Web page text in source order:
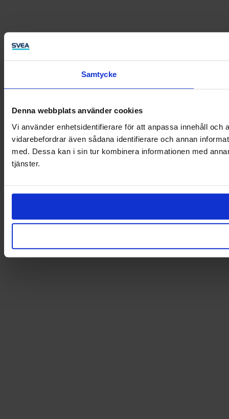
Samtycke
Denna webbplats använder cookies
Vi använder enhetsidentifierare för att anpassa innehåll
vidarebefordrar även sådana identifierare och annan
med. Dessa kan i sin tur kombinera informationen med
tjänster.